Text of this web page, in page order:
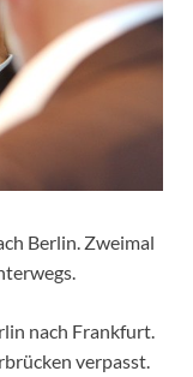
Berlin. Zweimal
nach Frankfurt.
verpasst.